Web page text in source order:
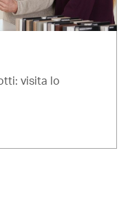
visita lo